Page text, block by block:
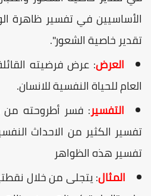
في تفسير ظاهرة
خاصية الشعور".
العرض: عرض فرضيته القائلة
للحياة النفسية للانسان.
التفسير: فسر أطروحته من
الكثير من الاحداث
هذه الظواهر
المثال: يتجلى من خلال نقطتين